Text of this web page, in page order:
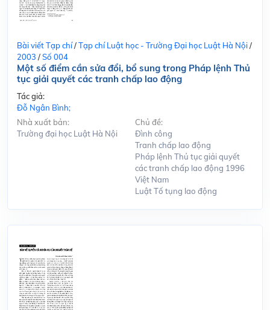
Bài viết Tạp chí/Tạp chí Luật học - Trường Đại học Luật Hà Nội/
2003 /Số 004
Một số điểm cần sửa đổi, bổ sung trong Pháp lệnh Thủ
tục giải quyết các tranh chấp lao động
Tác giả:
Đỗ Ngân Bình;
Nhà xuất bản:
Trường đại học Luật Hà Nội
Chủ đề:
Đình công
Tranh chấp lao động
Pháp lệnh Thủ tục giải quyết
các tranh chấp lao động 1996
Việt Nam
Luật Tố tụng lao động